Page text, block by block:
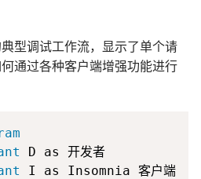
型调试工作流，显示了单个请
通过各种客户端增强功能进行